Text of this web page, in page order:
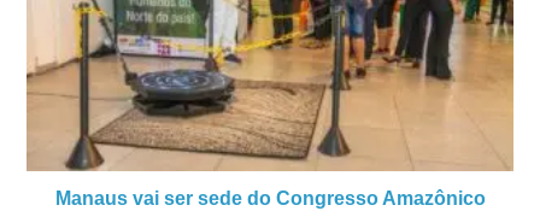
Manaus vai ser sede do Congresso Amazônico